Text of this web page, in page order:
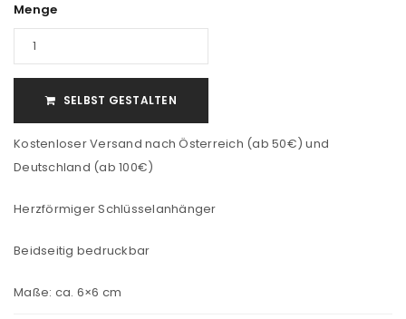
Menge
SELBST GESTALTEN
Kostenloser Versand nach Österreich (ab 50€) und
Deutschland (ab 100€)
Herzförmiger Schlüsselanhänger
Beidseitig bedruckbar
Maße: ca. 6×6 cm